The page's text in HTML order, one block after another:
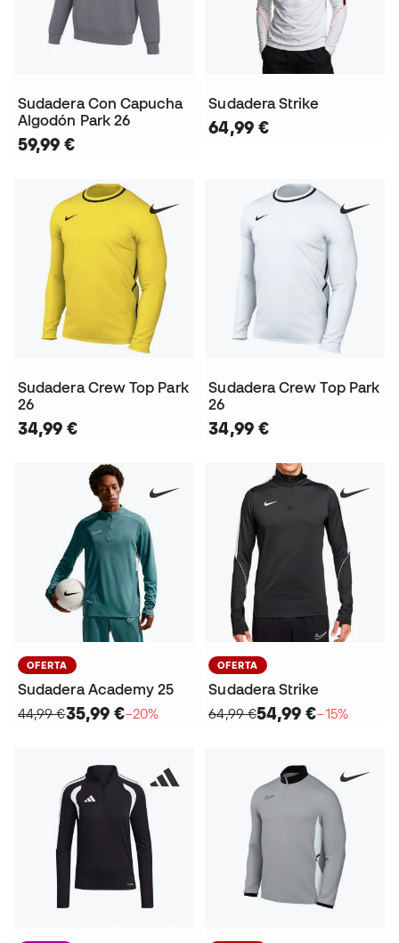
Sudadera Con Capucha
Algodón Park 26
59,99 €
Sudadera Strike
64,99 €
Sudadera Crew Top Park
26
34,99 €
Sudadera Crew Top Park
26
34,99 €
OFERTA
Sudadera Academy 25
44,99 €35,99 €−20%
OFERTA
Sudadera Strike
64,99 €54,99 €−15%